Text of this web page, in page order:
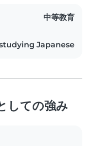
中等教育
Japanese
しての強み